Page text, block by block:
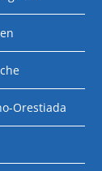
Orestiada